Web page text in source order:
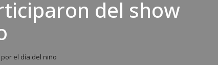
del show
el día del niño